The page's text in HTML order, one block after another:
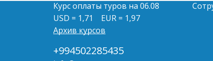
Курс оплаты туров на 06.08
USD = 1,71
EUR = 1,97
Архив курсов
+994502285435